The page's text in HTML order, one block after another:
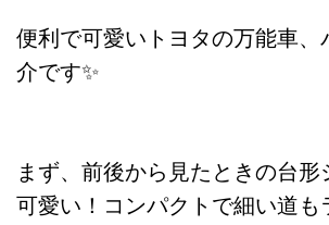
便利で可愛いトヨタの万能車、
介です✨
まず、前後から見たときの台形
可愛い！コンパクトで細い道も